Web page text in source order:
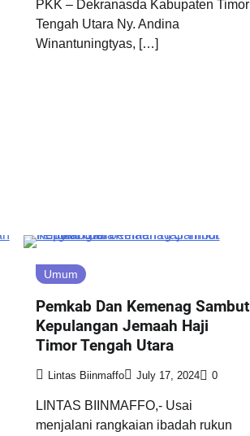
PKK – Dekranasda Kabupaten Timor
Tengah Utara Ny. Andina
Winantuningtyas, […]
Umum
Pemkab Dan Kemenag Sambut
Kepulangan Jemaah Haji
Timor Tengah Utara
Lintas Biinmaffo July 17, 2024 0
LINTAS BIINMAFFO,- Usai
menjalani rangkaian ibadah rukun